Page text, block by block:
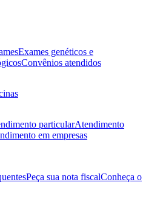
Exames genéticos e
Convênios atendidos
particularAtendimento
em empresas
Peça sua nota fiscalConheça o